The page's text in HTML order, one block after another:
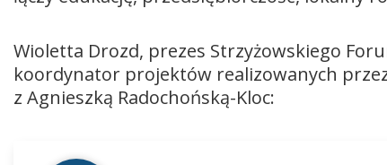
Wioletta Drozd, prezes Strzyżowskiego
koordynator projektów realizowanych
z Agnieszką Radochońską-Kloc: